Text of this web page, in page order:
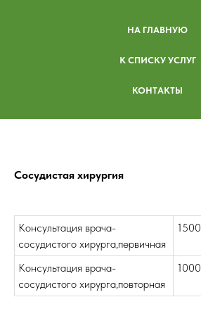
НА ГЛАВНУЮ
К СПИСКУ УСЛУГ
КОНТАКТЫ
Сосудистая хирургия
Консультация врача-
сосудистого хирурга,первичная
1500
Консультация врача-
сосудистого хирурга,повторная
1000